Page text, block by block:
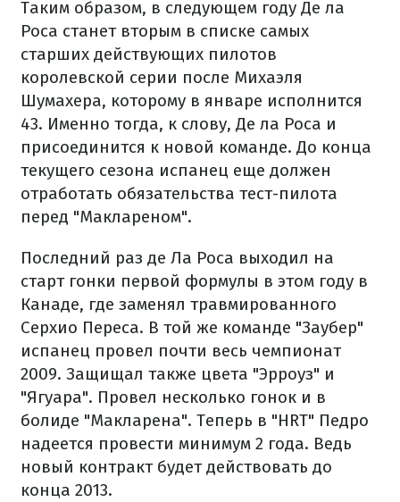
Таким образом, в следующем году Де ла
Роса станет вторым в списке самых
старших действующих пилотов
королевской серии после Михаэля
Шумахера, которому в январе исполнится
43. Именно тогда, к слову, Де ла Роса и
присоединится к новой команде. До конца
текущего сезона испанец еще должен
отработать обязательства тест-пилота
перед "Маклареном".
Последний раз де Ла Роса выходил на
старт гонки первой формулы в этом году в
Канаде, где заменял травмированного
Серхио Переса. В той же команде "Заубер"
испанец провел почти весь чемпионат
2009. Защищал также цвета "Эрроуз" и
"Ягуара". Провел несколько гонок и в
болиде "Макларена". Теперь в "HRT" Педро
надеется провести минимум 2 года. Ведь
новый контракт будет действовать до
конца 2013.